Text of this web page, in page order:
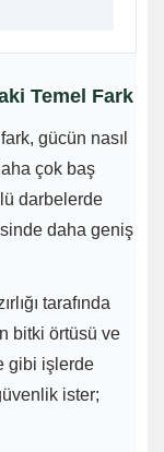
Temel Fark
gücün nasıl
çok baş
darbelerde
daha geniş
tarafında
bitki örtüsü ve
gibi işlerde
ister;